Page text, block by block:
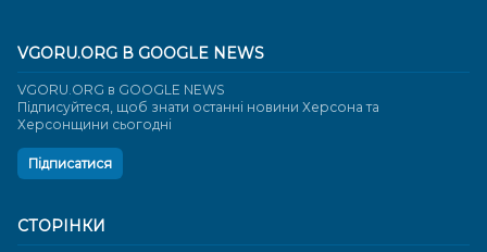
СТОРІНКИ
VGORU.ORG В GOOGLE NEWS
VGORU.ORG в GOOGLE NEWS
Підписуйтеся, щоб знати останні новини Херсона та
Херсонщини сьогодні
Підписатися